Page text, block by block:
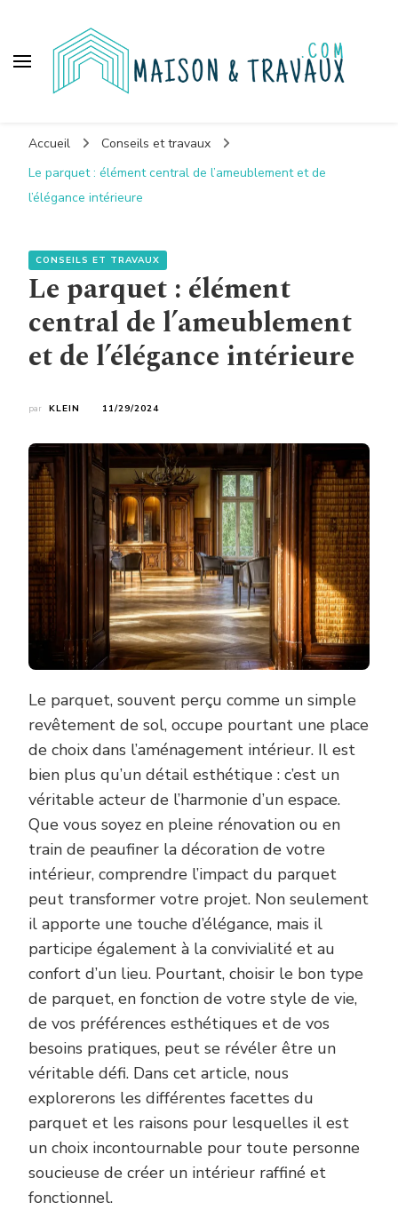
Accueil
Conseils et travaux
Le parquet : élément central de l’ameublement et de
l’élégance intérieure
CONSEILS ET TRAVAUX
Le parquet : élément
central de l’ameublement
et de l’élégance intérieure
par KLEIN 11/29/2024
Le parquet, souvent perçu comme un simple
revêtement de sol, occupe pourtant une place
de choix dans l’aménagement intérieur. Il est
bien plus qu’un détail esthétique : c’est un
véritable acteur de l’harmonie d’un espace.
Que vous soyez en pleine rénovation ou en
train de peaufiner la décoration de votre
intérieur, comprendre l’impact du parquet
peut transformer votre projet. Non seulement
il apporte une touche d’élégance, mais il
participe également à la convivialité et au
confort d’un lieu. Pourtant, choisir le bon type
de parquet, en fonction de votre style de vie,
de vos préférences esthétiques et de vos
besoins pratiques, peut se révéler être un
véritable défi. Dans cet article, nous
explorerons les différentes facettes du
parquet et les raisons pour lesquelles il est
un choix incontournable pour toute personne
soucieuse de créer un intérieur raffiné et
fonctionnel.